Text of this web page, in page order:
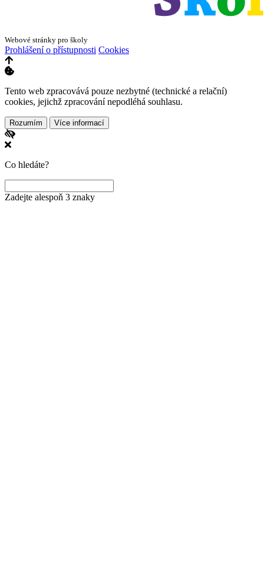
Webové stránky pro školy
Prohlášení o přístupnosti Cookies
Tento web zpracovává pouze nezbytné (technické a relační)
cookies, jejichž zpracování nepodléhá souhlasu.
Rozumím Více informací
Co hledáte?
Zadejte alespoň 3 znaky